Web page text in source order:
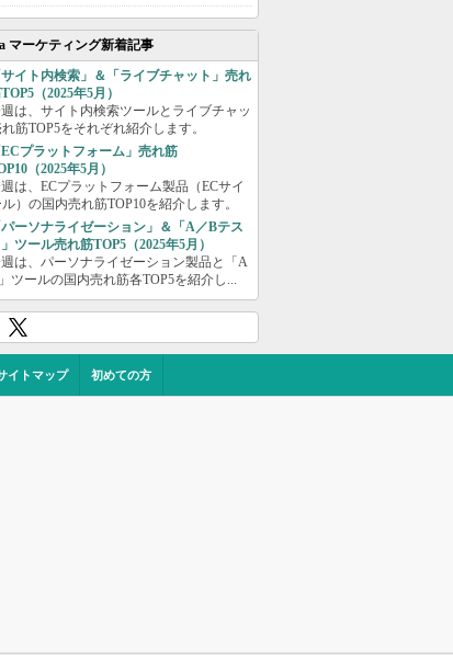
マーケティング新着記事
サイト内検索」＆「ライブチャット」売れ
（2025年5月）
は、サイト内検索ツールとライブチャッ
筋TOP5をそれぞれ紹介します。
ECプラットフォーム」売れ筋
（2025年5月）
は、ECプラットフォーム製品（ECサイ
）の国内売れ筋TOP10を紹介します。
パーソナライゼーション」＆「A／Bテス
」ツール売れ筋TOP5（2025年5月）
は、パーソナライゼーション製品と「A
ツールの国内売れ筋各TOP5を紹介し...
イトマップ 初めての方